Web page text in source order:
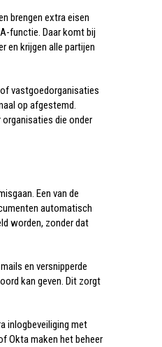
brengen extra eisen
functie. Daar komt bij
en krijgen alle partijen
vastgoedorganisaties
op afgestemd.
die onder
Een van de
automatisch
worden, zonder dat
en versnipperde
kan geven. Dit zorgt
inlogbeveiliging met
Okta maken het beheer